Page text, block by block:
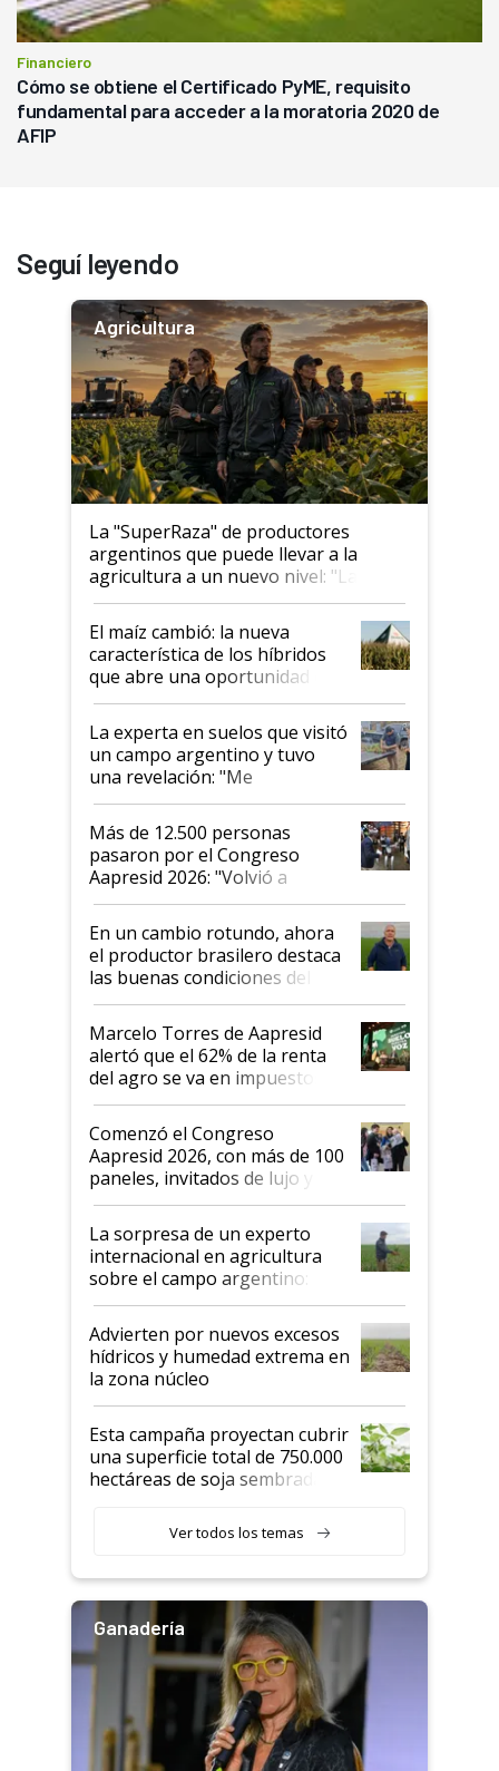
Financiero
Cómo se obtiene el Certificado PyME, requisito
fundamental para acceder a la moratoria 2020 de
AFIP
Seguí leyendo
Agricultura
La "SuperRaza" de productores
argentinos que puede llevar a la
agricultura a un nuevo nivel: "Las
posibilidades de crecimiento son
infinitas"
El maíz cambió: la nueva
característica de los híbridos
que abre una oportunidad en
el lote
La experta en suelos que visitó
un campo argentino y tuvo
una revelación: "Me
impresionó mucho"
Más de 12.500 personas
pasaron por el Congreso
Aapresid 2026: "Volvió a
demostrar que hablar del
suelo es hablar de todo el
sistema productivo"
En un cambio rotundo, ahora
el productor brasilero destaca
las buenas condiciones del
agro argentino para invertir:
"Los veo más motivados"
Marcelo Torres de Aapresid
alertó que el 62% de la renta
del agro se va en impuestos:
"No es bueno que en
Argentina se sigan discutiendo
las mismas cosas de hace 50
años"
Comenzó el Congreso
Aapresid 2026, con más de 100
paneles, invitados de lujo y
todas las tendencias
La sorpresa de un experto
internacional en agricultura
sobre el campo argentino:
"Estoy muy impresionado"
Advierten por nuevos excesos
hídricos y humedad extrema en
la zona núcleo
Esta campaña proyectan cubrir
una superficie total de 750.000
hectáreas de soja sembradas
variedades que marcan un
salto tecnológico en genética y
Ver todos los temas
Ganadería